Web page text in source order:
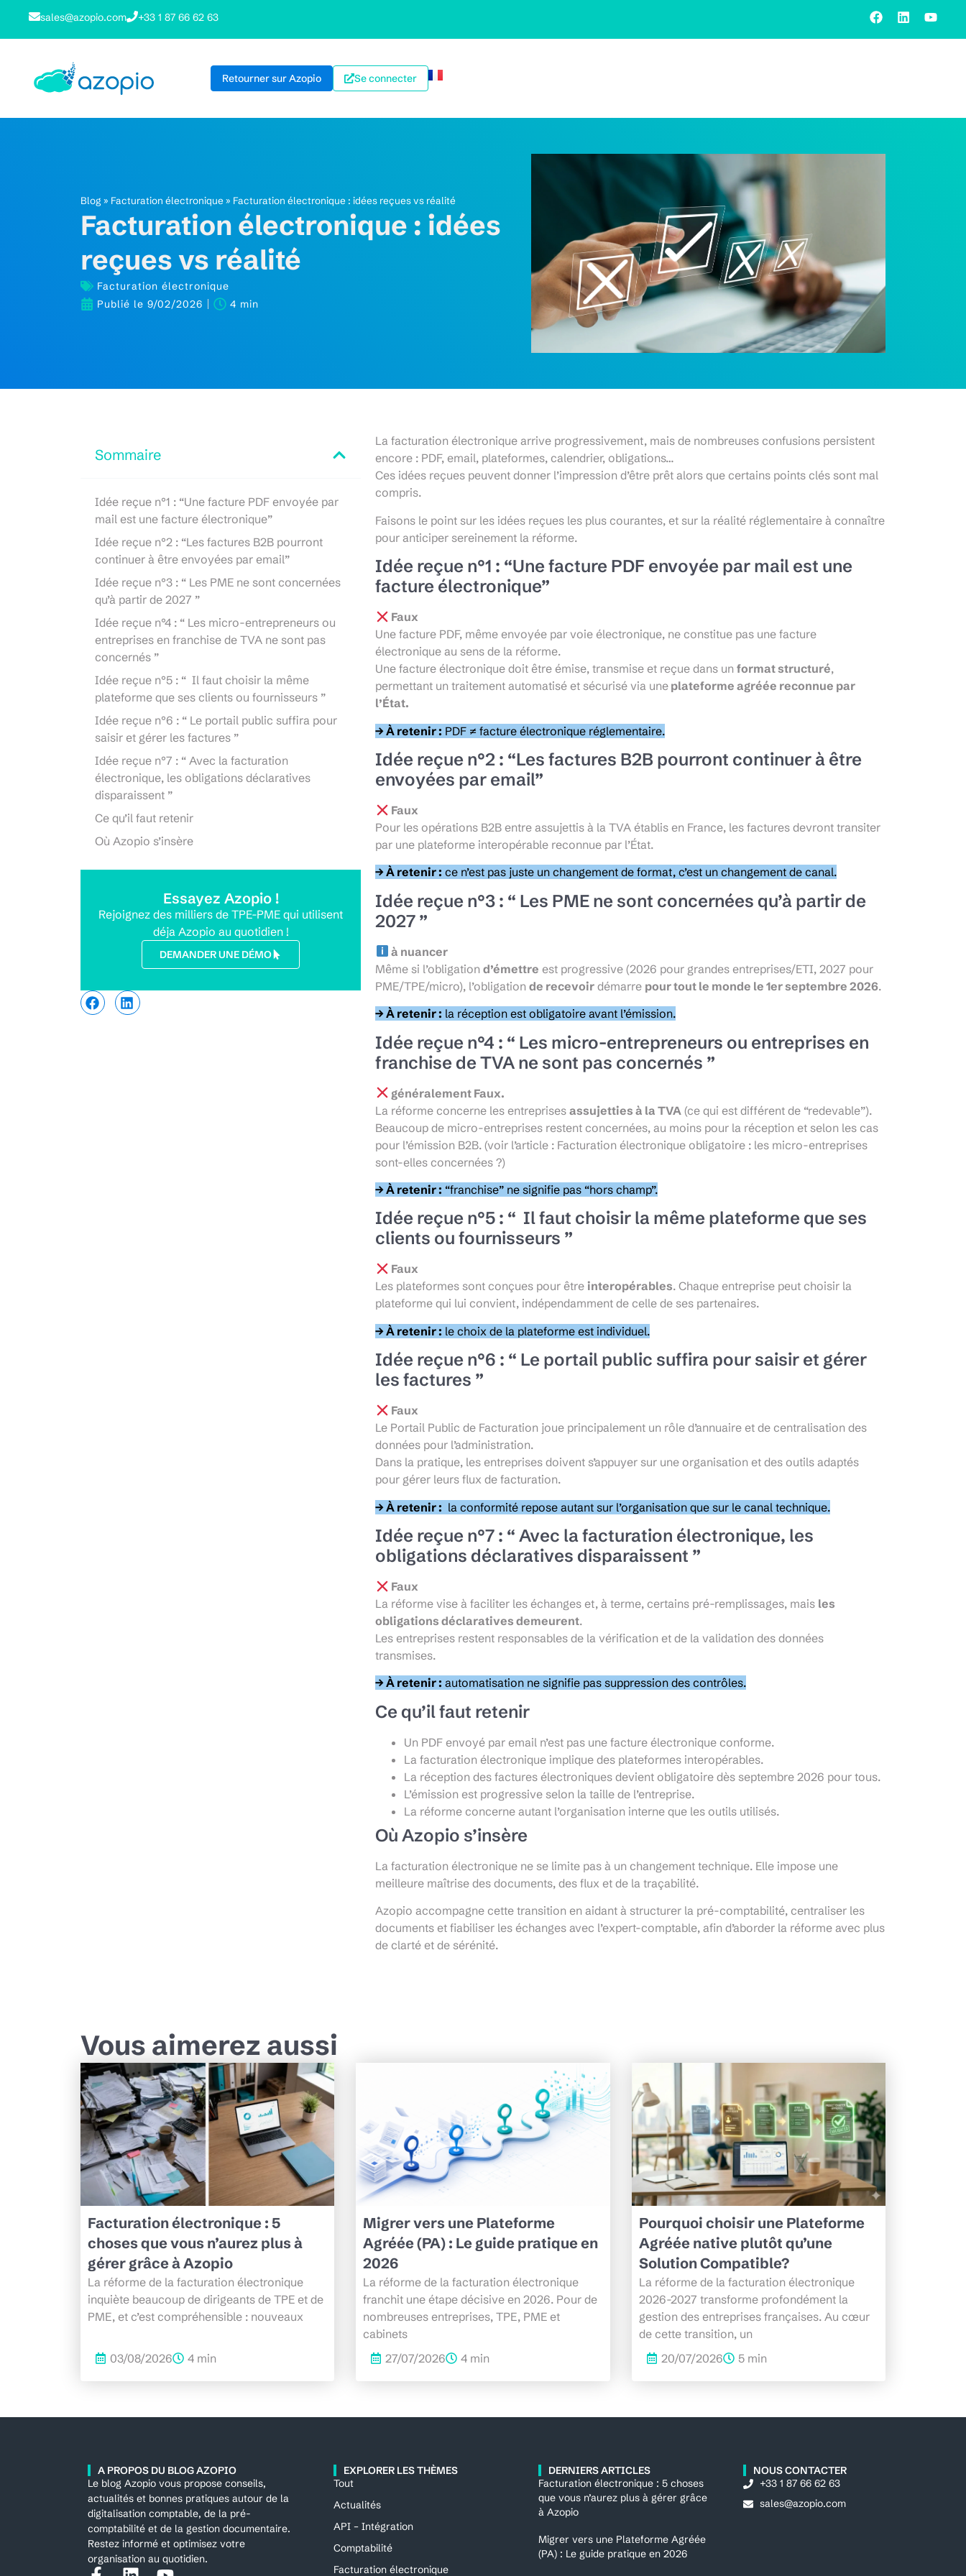
sales@azopio.com +33 1 87 66 62 63
Retourner sur Azopio Se connecter
Blog » Facturation électronique» Facturation électronique : idées reçues vs réalité
Facturation électronique : idées
reçues vs réalité
Facturation électronique
Publié le 9/02/2026 4 min
Sommaire
Idée reçue n°1 : “Une facture PDF envoyée par
mail est une facture électronique”
Idée reçue n°2 : “Les factures B2B pourront
continuer à être envoyées par email”
Idée reçue n°3 : “ Les PME ne sont concernées
qu’à partir de 2027 ”
Idée reçue n°4 : “ Les micro-entrepreneurs ou
entreprises en franchise de TVA ne sont pas
concernés ”
Idée reçue n°5 : “ Il faut choisir la même
plateforme que ses clients ou fournisseurs ”
Idée reçue n°6 : “ Le portail public suffira pour
saisir et gérer les factures ”
Idée reçue n°7 : “ Avec la facturation
électronique, les obligations déclaratives
disparaissent ”
Ce qu’il faut retenir
Où Azopio s’insère
Essayez Azopio !
Rejoignez des milliers de TPE-PME qui utilisent
déja Azopio au quotidien !
DEMANDER UNE DÉMO
La facturation électronique arrive progressivement, mais de nombreuses confusions persistent
encore : PDF, email, plateformes, calendrier, obligations…
Ces idées reçues peuvent donner l’impression d’être prêt alors que certains points clés sont mal
compris.
Faisons le point sur les idées reçues les plus courantes, et sur la réalité réglementaire à connaître
pour anticiper sereinement la réforme.
Idée reçue n°1 : “Une facture PDF envoyée par mail est une
facture électronique”
Faux
Une facture PDF, même envoyée par voie électronique, ne constitue pas une facture
électronique au sens de la réforme.
Une facture électronique doit être émise, transmise et reçue dans unformat structuré,
permettant un traitement automatisé et sécurisé via une plateforme agréée reconnue par
l’État.
→ À retenir : PDF ≠ facture électronique réglementaire.
Idée reçue n°2 : “Les factures B2B pourront continuer à être
envoyées par email”
Faux
Pour les opérations B2B entre assujettis à la TVA établis en France, les factures devront transiter
par une plateforme interopérable reconnue par l’État.
→ À retenir : ce n’est pas juste un changement de format, c’est un changement de canal.
Idée reçue n°3 : “ Les PME ne sont concernées qu’à partir de
2027 ”
à nuancer
Même si l’obligationd’émettre est progressive (2026 pour grandes entreprises/ETI, 2027 pour
PME/TPE/micro), l’obligationde recevoir démarre pour tout le monde le 1er septembre 2026.
→ À retenir : la réception est obligatoire avant l’émission.
Idée reçue n°4 : “ Les micro-entrepreneurs ou entreprises en
franchise de TVA ne sont pas concernés ”
généralement Faux.
La réforme concerne les entreprisesassujetties à la TVA (ce qui est différent de “redevable”).
Beaucoup de micro-entreprises restent concernées, au moins pour la réception et selon les cas
pour l’émission B2B. (voir l’article : Facturation électronique obligatoire : les micro-entreprises
sont-elles concernées ?)
→ À retenir : “franchise” ne signifie pas “hors champ”.
Idée reçue n°5 : “ Il faut choisir la même plateforme que ses
clients ou fournisseurs ”
Faux
Les plateformes sont conçues pour être interopérables. Chaque entreprise peut choisir la
plateforme qui lui convient, indépendamment de celle de ses partenaires.
→ À retenir : le choix de la plateforme est individuel.
Idée reçue n°6 : “ Le portail public suffira pour saisir et gérer
les factures ”
Faux
Le Portail Public de Facturation joue principalement un rôle d’annuaire et de centralisation des
données pour l’administration.
Dans la pratique, les entreprises doivent s’appuyer sur une organisation et des outils adaptés
pour gérer leurs flux de facturation.
→ À retenir : la conformité repose autant sur l’organisation que sur le canal technique.
Idée reçue n°7 : “ Avec la facturation électronique, les
obligations déclaratives disparaissent ”
Faux
La réforme vise à faciliter les échanges et, à terme, certains pré-remplissages, mais les
obligations déclaratives demeurent.
Les entreprises restent responsables de la vérification et de la validation des données
transmises.
→ À retenir : automatisation ne signifie pas suppression des contrôles.
Ce qu’il faut retenir
Un PDF envoyé par email n’est pas une facture électronique conforme.
La facturation électronique implique des plateformes interopérables.
La réception des factures électroniques devient obligatoire dès septembre 2026 pour tous.
L’émission est progressive selon la taille de l’entreprise.
La réforme concerne autant l’organisation interne que les outils utilisés.
Où Azopio s’insère
La facturation électronique ne se limite pas à un changement technique. Elle impose une
meilleure maîtrise des documents, des flux et de la traçabilité.
Azopio accompagne cette transition en aidant à structurer la pré-comptabilité, centraliser les
documents et fiabiliser les échanges avec l’expert-comptable, afin d’aborder la réforme avec plus
de clarté et de sérénité.
Vous aimerez aussi
Facturation électronique : 5
choses que vous n’aurez plus à
gérer grâce à Azopio
La réforme de la facturation électronique
inquiète beaucoup de dirigeants de TPE et de
PME, et c’est compréhensible : nouveaux
03/08/2026 4 min
Migrer vers une Plateforme
Agréée (PA) : Le guide pratique en
2026
La réforme de la facturation électronique
franchit une étape décisive en 2026. Pour de
nombreuses entreprises, TPE, PME et
cabinets
27/07/2026
4 min
Pourquoi choisir une Plateforme
Agréée native plutôt qu’une
Solution Compatible?
La réforme de la facturation électronique
2026-2027 transforme profondément la
gestion des entreprises françaises. Au cœur
de cette transition, un
20/07/2026
5 min
A PROPOS DU BLOG AZOPIO
Le blog Azopio vous propose conseils,
actualités et bonnes pratiques autour de la
digitalisation comptable, de la pré-
comptabilité et de la gestion documentaire.
Restez informé et optimisez votre
organisation au quotidien.
EXPLORER LES THÈMES
Tout
Actualités
API – Intégration
Comptabilité
Facturation électronique
DERNIERS ARTICLES
Facturation électronique : 5 choses
que vous n’aurez plus à gérer grâce
à Azopio
Migrer vers une Plateforme Agréée
(PA) : Le guide pratique en 2026
NOUS CONTACTER
+33 1 87 66 62 63
sales@azopio.com